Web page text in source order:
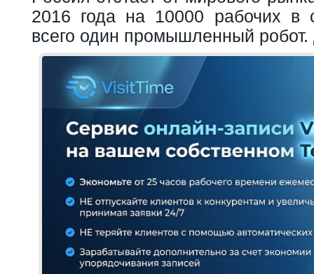
2016 года на 10000 рабочих в
всего один промышленный